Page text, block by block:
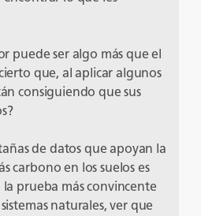
puede ser algo más que el
que, al aplicar algunos
consiguiendo que sus
de datos que apoyan la
carbono en los suelos es
prueba más convincente
naturales, ver que